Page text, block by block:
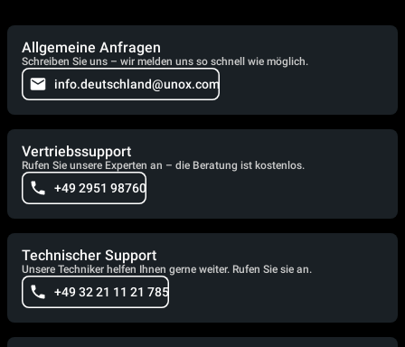
Allgemeine Anfragen
Schreiben Sie uns – wir melden uns so schnell wie möglich.
info.deutschland@unox.com
Vertriebssupport
Rufen Sie unsere Experten an – die Beratung ist kostenlos.
+49 2951 98760
Technischer Support
Unsere Techniker helfen Ihnen gerne weiter. Rufen Sie sie an.
+49 32 21 11 21 785